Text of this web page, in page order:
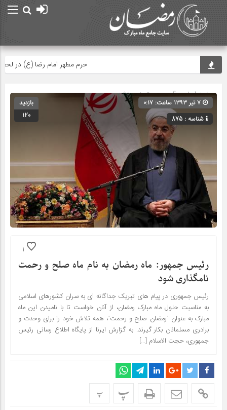
حرم مطهر امام رضا (ع) در لحظه
صفحه اصلی» گروه » دسته‌بندی نشده
شناسه : 875
بازدید
120
1
رئیس جمهور: ماه رمضان به نام ماه صلح و رحمت
نامگذاری شود
رئیس جمهوری در ﭘﯿﺎم ﻫﺎی ﺗﺒﺮﯾﮏ ﺟﺪاﮔﺎﻧﻪ ای ﺑﻪ ﺳﺮان ﮐﺸﻮرﻫﺎی اﺳﻼﻣﯽ
ﺑﻪ ﻣﻨﺎﺳﺒﺖ ﺣﻠﻮل ﻣﺎه مبارک رمضان، از آنان خواست تا با نامیدن این ماه
مبارک به عنوان ˈرمضان صلح و رحمتˈ، همه تلاش خود را برای وحدت و
برادری مسلمانان بکار گیرند. به گزارش ایرنا از پایگاه اطلاع رسانی رئیس
جمهوری، حجت الاسلام […]
پ پ